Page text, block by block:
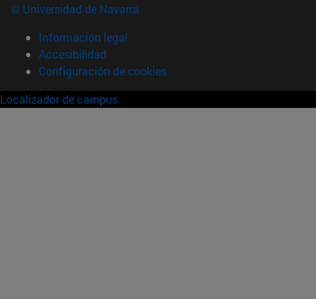
© Universidad de Navarra
Información legal
Accesibilidad
Configuración de cookies
Localizador de campus